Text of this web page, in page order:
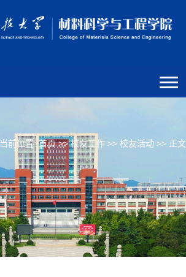
当前位置: 首页>>校友工作 >> 校友活动 >> 正文